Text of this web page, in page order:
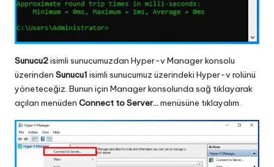
Sunucu2isimli sunucumuzdan Hyper-v Manager konsolu
üzerinden Sunucu1 isimli sunucumuz üzerindeki Hyper-v rolünü
yöneteceğiz. Bunun için Manager konsolunda sağ tıklayarak
açılan menüden Connect to Server…menüsüne tıklayalım.